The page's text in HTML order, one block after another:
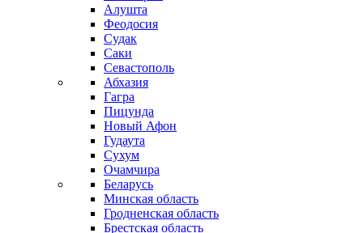
Алушта
Феодосия
Судак
Саки
Севастополь
Абхазия
Гагра
Пицунда
Новый Афон
Гудаута
Сухум
Очамчира
Беларусь
Минская область
Гродненская область
Брестская область